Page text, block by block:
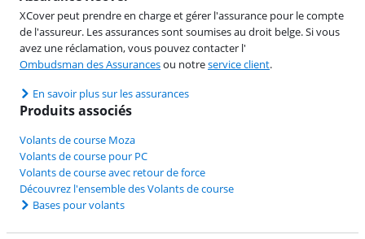
XCover peut prendre en charge et gérer l'assurance pour le compte
de l'assureur. Les assurances sont soumises au droit belge. Si vous
avez une réclamation, vous pouvez contacter l'
Ombudsman des Assurancesou notreservice client.
En savoir plus sur les assurances
Produits associés
Volants de course Moza
Volants de course pour PC
Volants de course avec retour de force
Découvrez l'ensemble des Volants de course
Bases pour volants